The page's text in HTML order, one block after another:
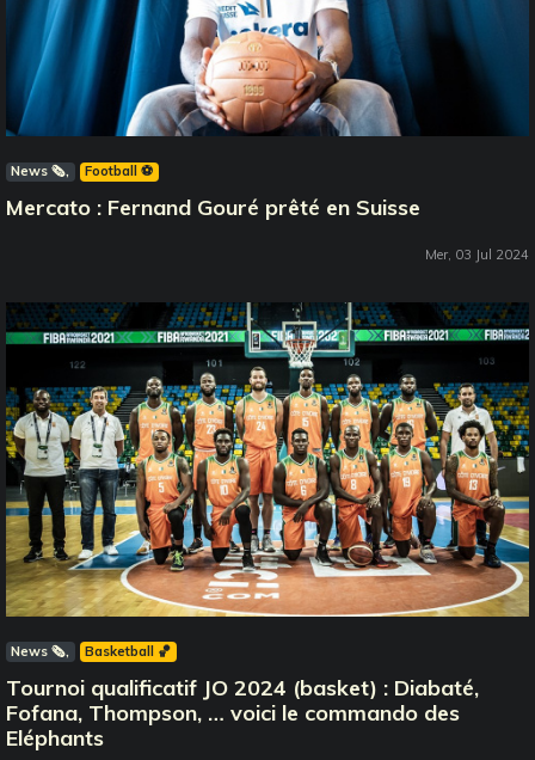
News 🗞️ Football ⚽️
Mercato : Fernand Gouré prêté en Suisse
Mer, 03 Jul 2024
News 🗞️ Basketball 🏀
Tournoi qualificatif JO 2024 (basket) : Diabaté,
Fofana, Thompson, … voici le commando des
Eléphants